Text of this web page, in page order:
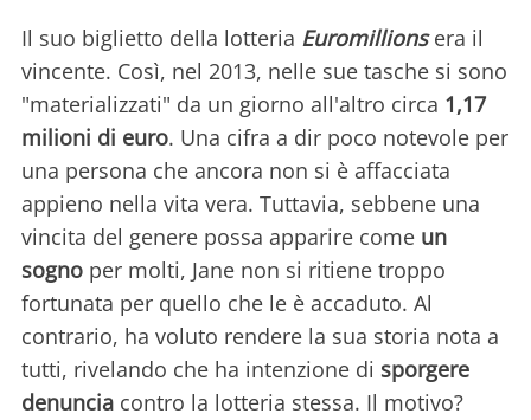
Il suo biglietto della lotteria Euromillions era il
vincente. Così, nel 2013, nelle sue tasche si sono
"materializzati" da un giorno all'altro circa 1,17
milioni di euro. Una cifra a dir poco notevole per
una persona che ancora non si è affacciata
appieno nella vita vera. Tuttavia, sebbene una
vincita del genere possa apparire come un
sogno per molti, Jane non si ritiene troppo
fortunata per quello che le è accaduto. Al
contrario, ha voluto rendere la sua storia nota a
tutti, rivelando che ha intenzione di sporgere
denuncia contro la lotteria stessa. Il motivo?